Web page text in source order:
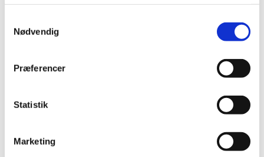
Nødvendig
Præferencer
Statistik
Marketing
2012 (44)
oktober (4)
august (1)
maj (1)